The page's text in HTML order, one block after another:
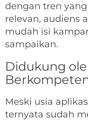
dengan tren
relevan, audiens
mudah isi
sampaikan.
Didukung
Meski usia
ternyata sudah